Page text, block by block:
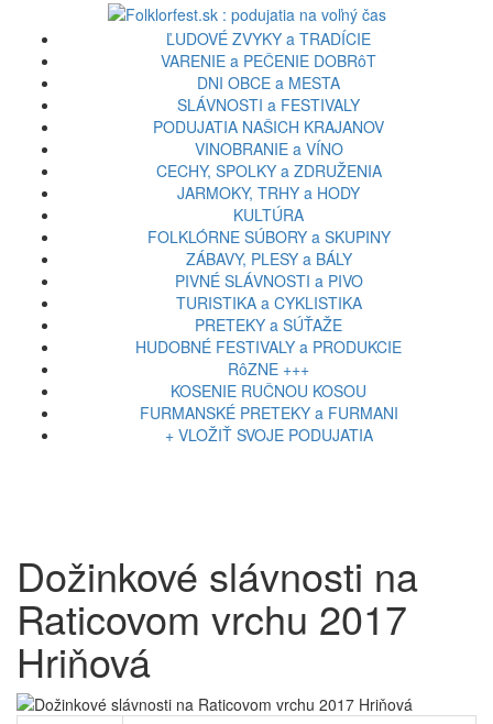
ĽUDOVÉ ZVYKY a TRADÍCIE
VARENIE a PEČENIE DOBRôT
DNI OBCE a MESTA
SLÁVNOSTI a FESTIVALY
PODUJATIA NAŠICH KRAJANOV
VINOBRANIE a VÍNO
CECHY, SPOLKY a ZDRUŽENIA
JARMOKY, TRHY a HODY
KULTÚRA
FOLKLÓRNE SÚBORY a SKUPINY
ZÁBAVY, PLESY a BÁLY
PIVNÉ SLÁVNOSTI a PIVO
TURISTIKA a CYKLISTIKA
PRETEKY a SÚŤAŽE
HUDOBNÉ FESTIVALY a PRODUKCIE
RôZNE +++
KOSENIE RUČNOU KOSOU
FURMANSKÉ PRETEKY a FURMANI
+ VLOŽIŤ SVOJE PODUJATIA
Dožinkové slávnosti na
Raticovom vrchu 2017
Hriňová